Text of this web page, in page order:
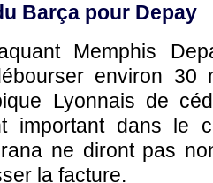
Barça pour Depay
Memphis
environ 30
Lyonnais de
important dans le
ne diront pas
la facture.